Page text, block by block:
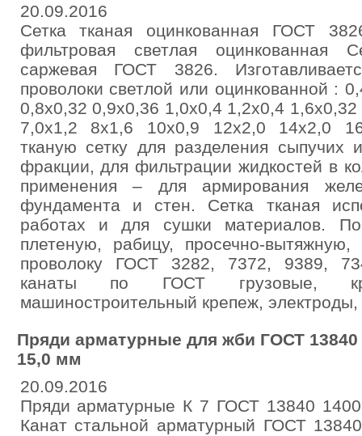
20.09.2016
Сетка тканая оцинкованная ГОСТ
фильтровая светлая оцинкованная
саржевая ГОСТ 3826.
проволоки светлой или оцинкованной :
0,8х0,32 0,9х0,36 1,0х0,4 1,2х0,4
7,0х1,2 8х1,6 10х0,9 12х2,0 14х2,0
тканую сетку для разделения сыпучих
фракции, для фильтрации жидкостей в
применения – для армирования
фундамента и стен. Сетка тканая
работах и для сушки материалов.
плетеную, рабицу, просечно-
проволоку ГОСТ 3282, 7372, 9389,
канаты по ГОСТ грузовые,
машиностроительный крепеж,
Пряди арматурные для жби ГОСТ
15,0 мм
20.09.2016
Пряди арматурные К 7 ГОСТ 13840
Канат стальной арматурный ГОСТ